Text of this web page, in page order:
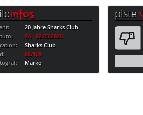
infos
20 Jahre Sharks Club
SA · 02.05.2026
Sharks Club
88/169
Marko
piste